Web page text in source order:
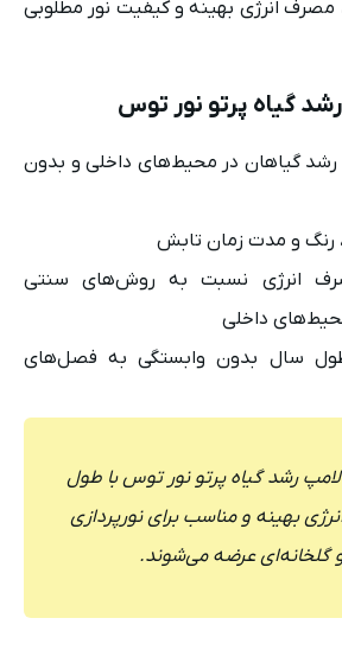
مصرف انرژی بهینه و کیفیت نور مطلوبی
گیاه پرتو نور توس
رشد گیاهان در محیط‌های داخلی و بدون
رنگ و مدت زمان تابش
انرژی نسبت به روش‌های سنتی
داخلی
طول سال بدون وابستگی به فصل‌های
لامپ رشد گیاه پرتو نور توس با طول
بهینه و مناسب برای نورپردازی
گلخانه‌ای عرضه می‌شوند.